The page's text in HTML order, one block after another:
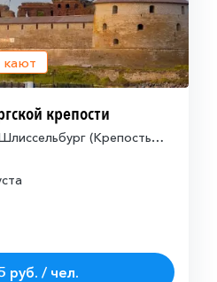
кают
крепости
(Крепость
руб. / чел.